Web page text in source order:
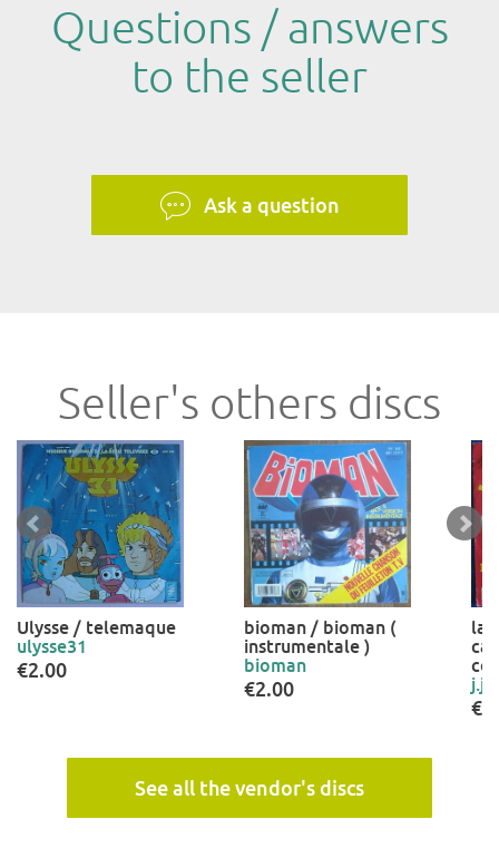
Questions / answers
to the seller
Ask a question
Seller's others discs
Ulysse / telemaque
ulysse31
€2.00
bioman / bioman (
instrumentale )
bioman
€2.00
la
See all the vendor's discs